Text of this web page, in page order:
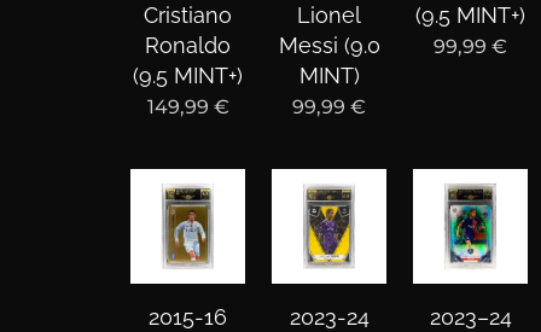
Cristiano
Ronaldo
(9.5 MINT+)
149,99 €
Lionel
Messi (9.0
MINT)
99,99 €
(9.5 MINT+)
99,99 €
2015-16
2023-24
2023–24